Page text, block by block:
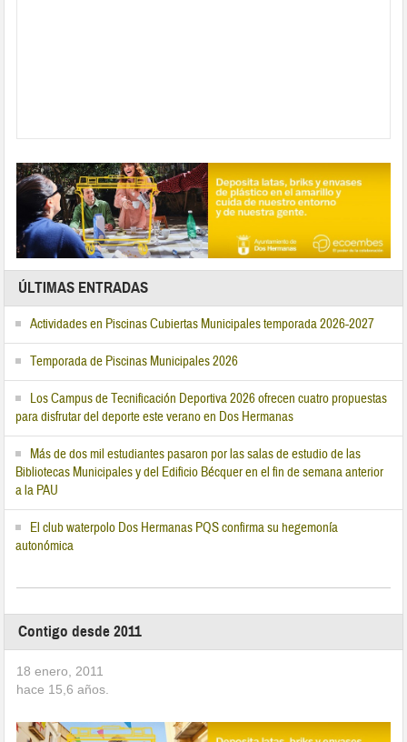
ÚLTIMAS ENTRADAS
Actividades en Piscinas Cubiertas Municipales temporada 2026-2027
Temporada de Piscinas Municipales 2026
Los Campus de Tecnificación Deportiva 2026 ofrecen cuatro propuestas
para disfrutar del deporte este verano en Dos Hermanas
Más de dos mil estudiantes pasaron por las salas de estudio de las
Bibliotecas Municipales y del Edificio Bécquer en el fin de semana anterior
a la PAU
El club waterpolo Dos Hermanas PQS confirma su hegemonía
autonómica
Contigo desde 2011
18 enero, 2011
hace 15,6 años.